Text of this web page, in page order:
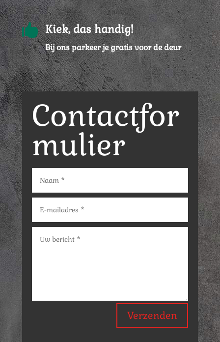
 Kiek, das handig!
Bij ons parkeer je gratis voor de deur
Contactfor
mulier
Verzenden